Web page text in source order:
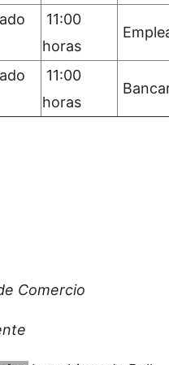
11:00
horas
11:00
horas
Comercio